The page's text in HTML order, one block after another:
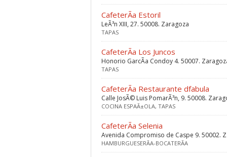
CafeterÃ­a Estoril
LeÃ³n XIII, 27. 50008. Zaragoza
TAPAS
CafeterÃ­a Los Juncos
Honorio GarcÃ­a Condoy 4. 50007.
TAPAS
CafeterÃ­a Restaurante dfabula
Calle JosÃ© Luis PomarÃ³n, 9. 50008.
COCINA ESPAÃ±OLA, TAPAS
CafeterÃ­a Selenia
Avenida Compromiso de Caspe 9. 50002.
HAMBURGUESERÃ­A-BOCATERÃ­A